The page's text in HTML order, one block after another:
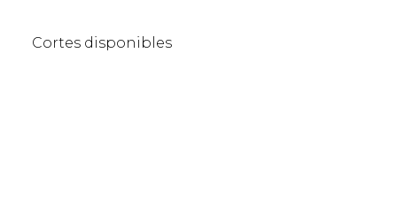
Cortes disponibles